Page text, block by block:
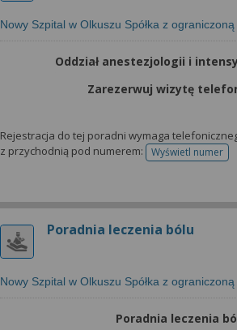
Nowy Szpital w Olkuszu Spółka z
Oddział anestezjologii i
Zarezerwuj wizytę
Rejestracja do tej poradni wymaga
z przychodnią pod numerem:
Wyświetl numer
telefonu
Poradnia leczenia bólu
Nowy Szpital w Olkuszu Spółka z
Poradnia leczenia